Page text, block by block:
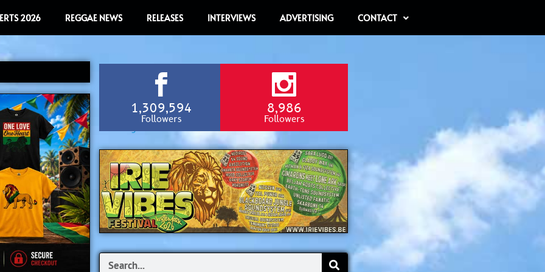
2026 REGGAE NEWS RELEASES INTERVIEWS ADVERTISING CONTACT
1,309,594
Followers
8,986
Followers
Search